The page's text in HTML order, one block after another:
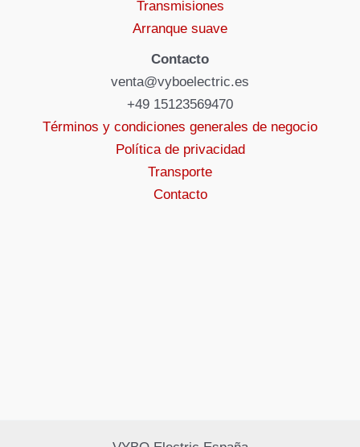
Transmisiones
Arranque suave
Contacto
venta@vyboelectric.es
+49 15123569470
Términos y condiciones generales de negocio
Política de privacidad
Transporte
Contacto